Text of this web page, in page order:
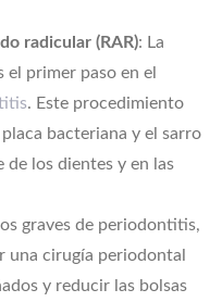
radicular (RAR): La
el primer paso en el
. Este procedimiento
bacteriana y el sarro
de los dientes y en las
graves de periodontitis,
una cirugía periodontal
y reducir las bolsas